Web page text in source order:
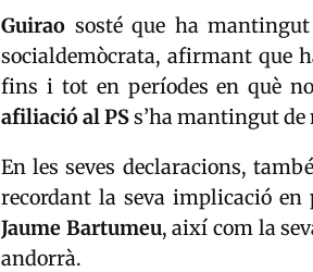
Guirao sosté que ha
socialdemòcrata, afirmant que
fins i tot en períodes en què
afiliació al PSs’ha mantingut
En les seves declaracions,
recordant la seva implicació en
Jaume Bartumeu, així com la
andorrà.